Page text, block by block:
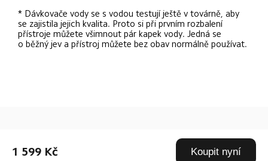
1 599 Kč Koupit nyní
* Dávkovače vody se s vodou testují ještě v továrně, aby
se zajistila jejich kvalita. Proto si při prvním rozbalení
přístroje můžete všimnout pár kapek vody. Jedná se
o běžný jev a přístroj můžete bez obav normálně používat.